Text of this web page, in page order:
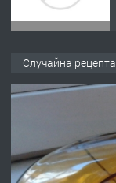
ПРЕДЛАГА
Случайна рецепта